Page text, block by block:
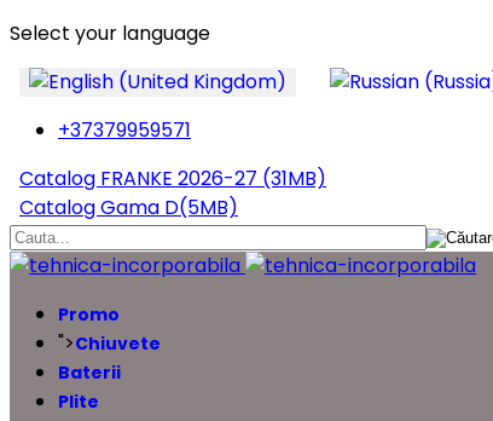
Select your language
+37379959571
Catalog FRANKE 2026-27 (31MB)
Catalog Gama D(5MB)
Promo
">Chiuvete
Baterii
Plite